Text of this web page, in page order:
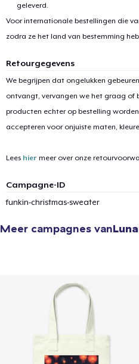
geleverd.
Voor internationale bestellingen die
zodra ze het land van bestemming
Retourgegevens
We begrijpen dat ongelukken
ontvangt, vervangen we het graag of
producten echter op bestelling
accepteren voor onjuiste maten,
Lees hier meer over onze
Campagne-ID
funkin-christmas-sweater
Meer campagnes van